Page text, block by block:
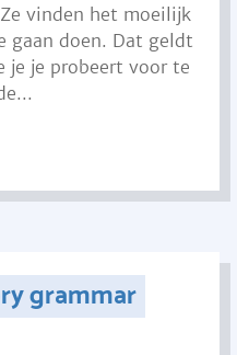
vinden het moeilijk
gaan doen. Dat geldt
je je probeert voor te
grammar